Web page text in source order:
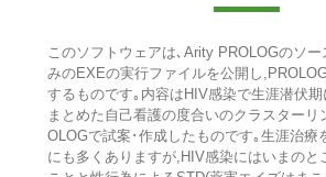
このソフトウェアは､Arity PROLOGのソ
みのEXEの実行ファイルを公開し
するものです｡内容はHIV感染で生涯潜伏
まとめた自己看護の度合いのクラスターリ
OLOGで試案･作成したものです｡生涯治療
にも多くありますが,HIV感染にはいまのと